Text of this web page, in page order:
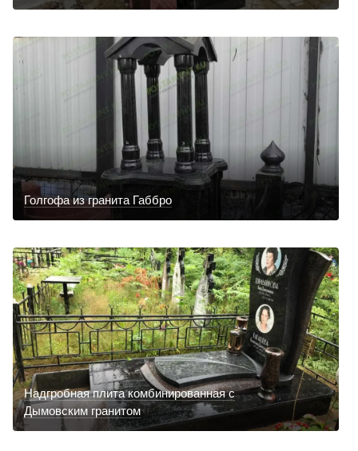
Голгофа из гранита Габбро
Надгробная плита комбинированная с
Дымовским гранитом